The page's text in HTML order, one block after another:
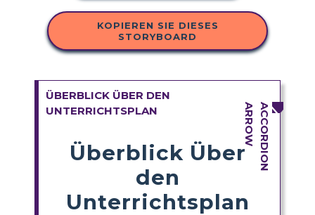
KOPIEREN SIE DIESES
STORYBOARD
ÜBERBLICK ÜBER DEN
UNTERRICHTSPLAN
Überblick Über
den
Unterrichtsplan